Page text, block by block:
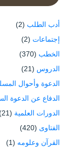
أدب الطلب (2)
إجتماعات (2)
الخطب (370)
الدروس (21)
الدعوة وأحوال
الدفاع عن الدعوة
الدورات العلمية (21)
الفتاوى (420)
القرآن وعلومه (1)